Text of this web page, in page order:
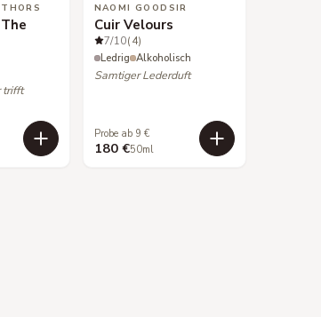
trifft
NAOMI GOODSIR
Cuir Velours
7/10(4)
Ledrig Alkoholisch
Samtiger Lederduft
Probe ab 9 €
180 €50ml